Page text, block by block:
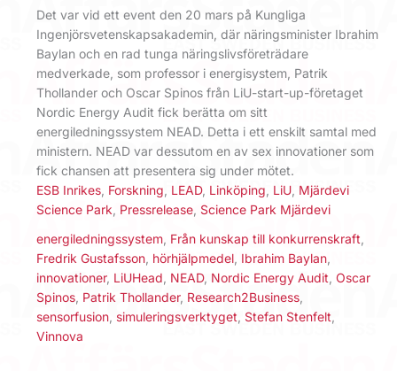
Det var vid ett event den 20 mars på Kungliga
Ingenjörsvetenskapsakademin, där näringsminister Ibrahim
Baylan och en rad tunga näringslivsföreträdare
medverkade, som professor i energisystem, Patrik
Thollander och Oscar Spinos från LiU-start-up-företaget
Nordic Energy Audit fick berätta om sitt
energiledningssystem NEAD. Detta i ett enskilt samtal med
ministern. NEAD var dessutom en av sex innovationer som
fick chansen att presentera sig under mötet.
ESB Inrikes Forskning LEAD, Linköping LiU Mjärdevi
Science Park Pressrelease Science Park Mjärdevi
energiledningssystem Från kunskap till konkurrenskraft
Fredrik Gustafsson hörhjälpmedel Ibrahim Baylan
innovationer, LiUHead NEAD, Nordic Energy Audit Oscar
Spinos Patrik Thollander, Research2Business
sensorfusion simuleringsverktyget Stefan Stenfelt
Vinnova